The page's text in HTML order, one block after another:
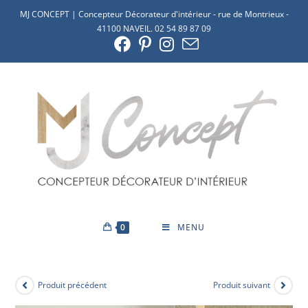
MJ CONCEPT | Concepteur Décorateur d'intérieur - rue de Montrieux -
41100 NAVEIL. 02 54 89 87 09
0 MENU
Produit précédent Produit suivant